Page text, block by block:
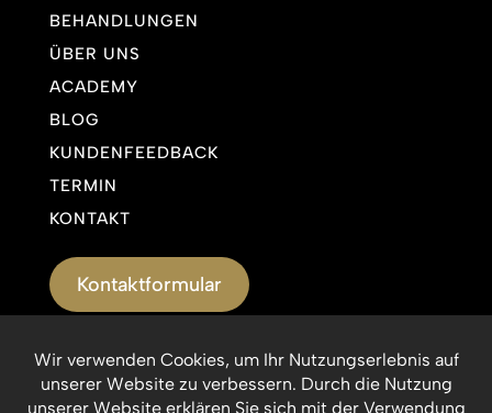
BEHANDLUNGEN
ÜBER UNS
ACADEMY
BLOG
KUNDENFEEDBACK
TERMIN
KONTAKT
Kontaktformular
Datenschutzerklärung